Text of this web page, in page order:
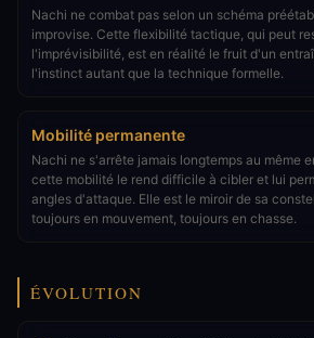
Nachi ne combat pas selon un schéma
improvise. Cette flexibilité tactique, qui peut
l'imprévisibilité, est en réalité le fruit d'un
l'instinct autant que la technique formelle.
Mobilité permanente
Nachi ne s'arrête jamais longtemps au même
cette mobilité le rend difficile à cibler et lui
angles d'attaque. Elle est le miroir de sa
toujours en mouvement, toujours en chasse.
ÉVOLUTION